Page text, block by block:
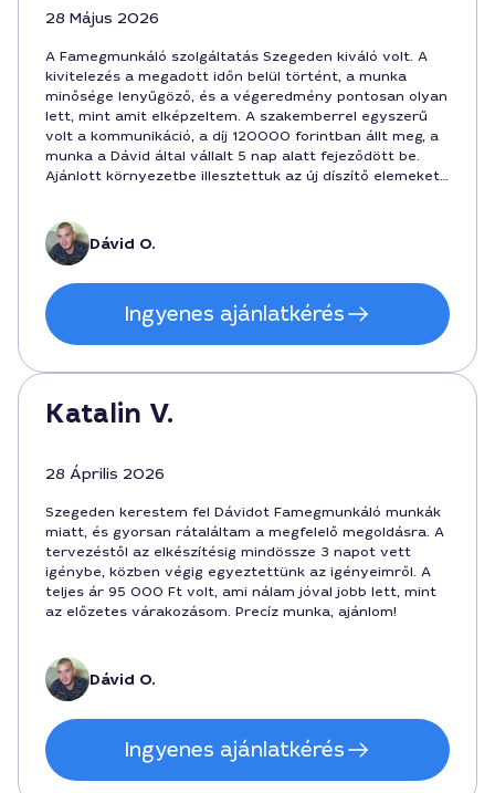
28 Május 2026
A Famegmunkáló szolgáltatás Szegeden kiváló volt. A
kivitelezés a megadott időn belül történt, a munka
minősége lenyűgöző, és a végeredmény pontosan olyan
lett, mint amit elképzeltem. A szakemberrel egyszerű
volt a kommunikáció, a díj 120000 forintban állt meg, a
munka a Dávid által vállalt 5 nap alatt fejeződött be.
Ajánlott környezetbe illesztettuk az új díszítő elemeket,
Dávid O.
Ingyenes ajánlatkérés
Katalin V.
28 Április 2026
Szegeden kerestem fel Dávidot Famegmunkáló munkák
miatt, és gyorsan rátaláltam a megfelelő megoldásra. A
tervezéstől az elkészítésig mindössze 3 napot vett
igénybe, közben végig egyeztettünk az igényeimről. A
teljes ár 95 000 Ft volt, ami nálam jóval jobb lett, mint
az előzetes várakozásom. Precíz munka, ajánlom!
Dávid O.
Ingyenes ajánlatkérés